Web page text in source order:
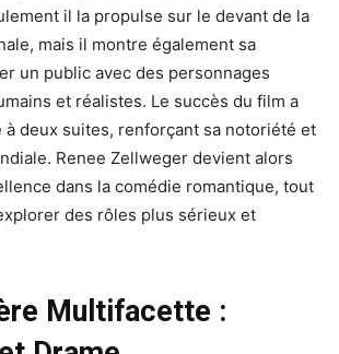
il la propulse sur le devant de la
mais il montre également sa
un public avec des personnages
et réalistes. Le succès du film a
à deux suites, renforçant sa notoriété et
Renee Zellweger devient alors
dans la comédie romantique, tout
des rôles plus sérieux et
Multifacette :